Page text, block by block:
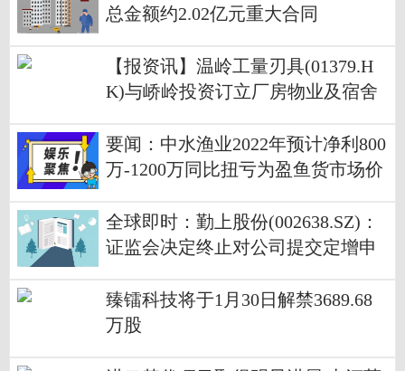
总金额约2.02亿元重大合同
【报资讯】温岭工量刃具(01379.H
K)与峤岭投资订立厂房物业及宿舍
要闻：中水渔业2022年预计净利800
万-1200万同比扭亏为盈鱼货市场价
全球即时：勤上股份(002638.SZ)：
证监会决定终止对公司提交定增申
臻镭科技将于1月30日解禁3689.68
万股